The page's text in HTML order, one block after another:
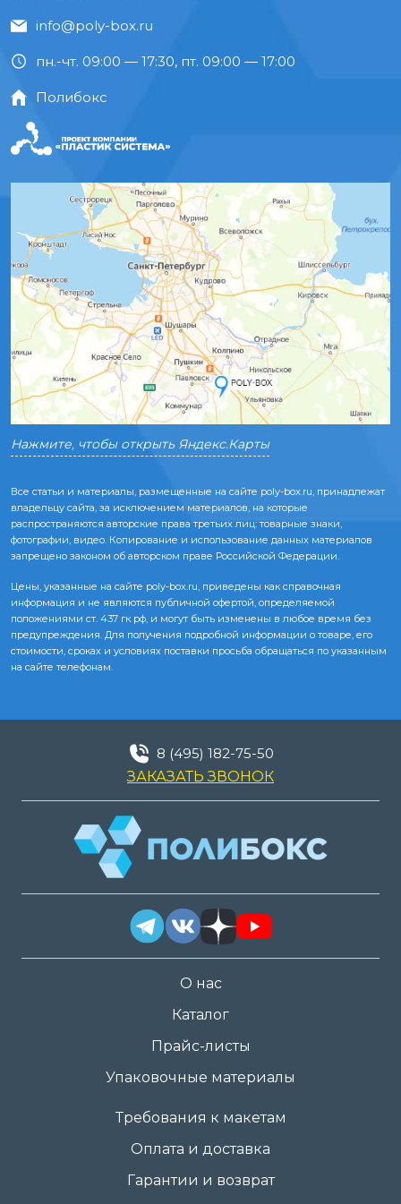
Нажмите, чтобы открыть Яндекс.Карты
info@poly-box.ru
пн.-чт. 09:00 — 17:30, пт. 09:00 — 17:00
Полибокс
Все статьи и материалы, размещенные на сайте poly-box.ru, принадлежат
владельцу сайта, за исключением материалов, на которые
распространяются авторские права третьих лиц: товарные знаки,
фотографии, видео. Копирование и использование данных материалов
запрещено законом об авторском праве Российской Федерации.
Цены, указанные на сайте poly-box.ru, приведены как справочная
информация и не являются публичной офертой, определяемой
положениями ст. 437 гк рф, и могут быть изменены в любое время без
предупреждения. Для получения подробной информации о товаре, его
стоимости, сроках и условиях поставки просьба обращаться по указанным
на сайте телефонам.
О нас
Каталог
Прайс-листы
Упаковочные материалы
Требования к макетам
Оплата и доставка
Гарантии и возврат
8 (495) 182-75-50
ЗАКАЗАТЬ ЗВОНОК